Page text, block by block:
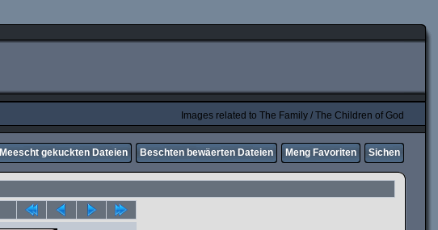
Images related to The Family / The Children of God
Meescht gekuckten Dateien Beschten bewäerten Dateien Meng Favoriten Sichen